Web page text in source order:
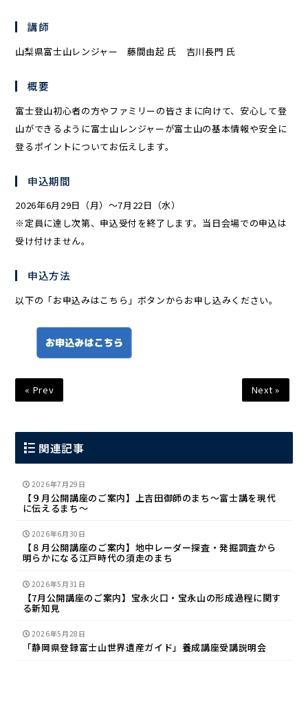
講師
山梨県富士山レンジャー 藤間由起 氏 吉川長門 氏
概要
富士登山初心者の方やファミリーの皆さまに向けて、安心して登
山ができるように富士山レンジャーが富士山の基本情報や安全に
登るポイントについてお伝えします。
申込期間
2026年6月29日（月）～7月22日（水）
※定員に達し次第、申込受付を終了します。当日会場での申込は
受け付けません。
申込方法
以下の「お申込みはこちら」ボタンからお申し込みください。
« Prev Next »
関連記事
2026年7月29日
【９月公開講座のご案内】上吉田御師のまち〜富士講を現代
に伝えるまち〜
2026年6月30日
【８月公開講座のご案内】地中レーダー探査・発掘調査から
明らかになる江戸時代の須走のまち
2026年5月31日
【7月公開講座のご案内】宝永火口・宝永山の形成過程に関す
る新知見
2026年5月28日
「静岡県登録富士山世界遺産ガイド」養成講座受講説明会